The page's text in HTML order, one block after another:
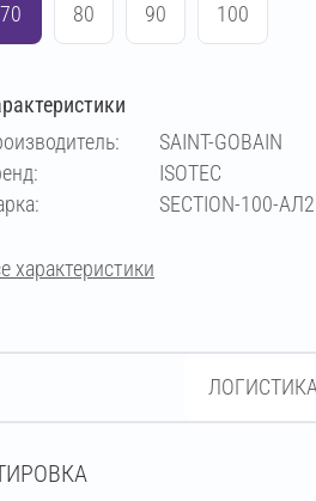
140 159 169
219
70 80 90 100
SAINT-GOBAIN
ISOTEC
SECTION-100-АЛ2
характеристики
ЛОГИСТИКА